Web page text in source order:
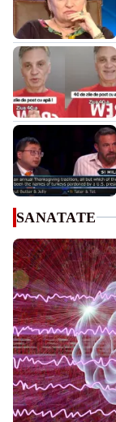
SANATATE